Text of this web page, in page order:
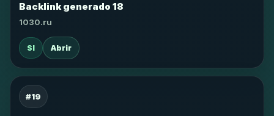
Backlink generado 18
1030.ru
SI Abrir
#19